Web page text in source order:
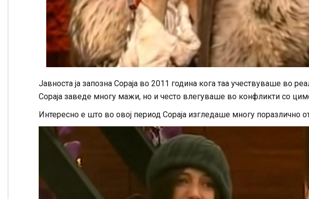
Јавноста ја запозна Сораја во 2011 година кога таа учествуваше во
Сораја заведе многу мажи, но и често влегуваше во конфликти со
Интересно е што во овој период Сораја изгледаше многу поразлично